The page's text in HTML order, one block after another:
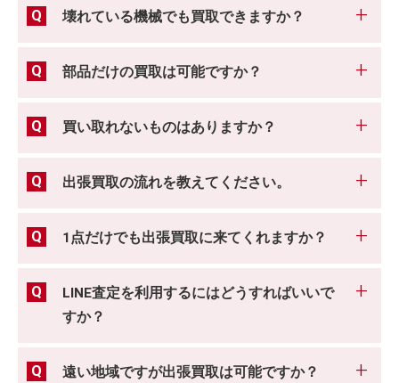
壊れている機械でも買取できますか？
部品だけの買取は可能ですか？
買い取れないものはありますか？
出張買取の流れを教えてください。
1点だけでも出張買取に来てくれますか？
LINE査定を利用するにはどうすればいいで
すか？
遠い地域ですが出張買取は可能ですか？